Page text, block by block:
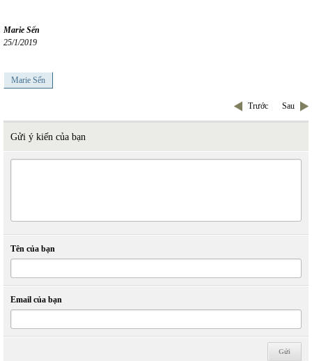
Marie Sến
25/1/2019
Marie Sến
Trước Sau
Gửi ý kiến của bạn
Tên của bạn
Email của bạn